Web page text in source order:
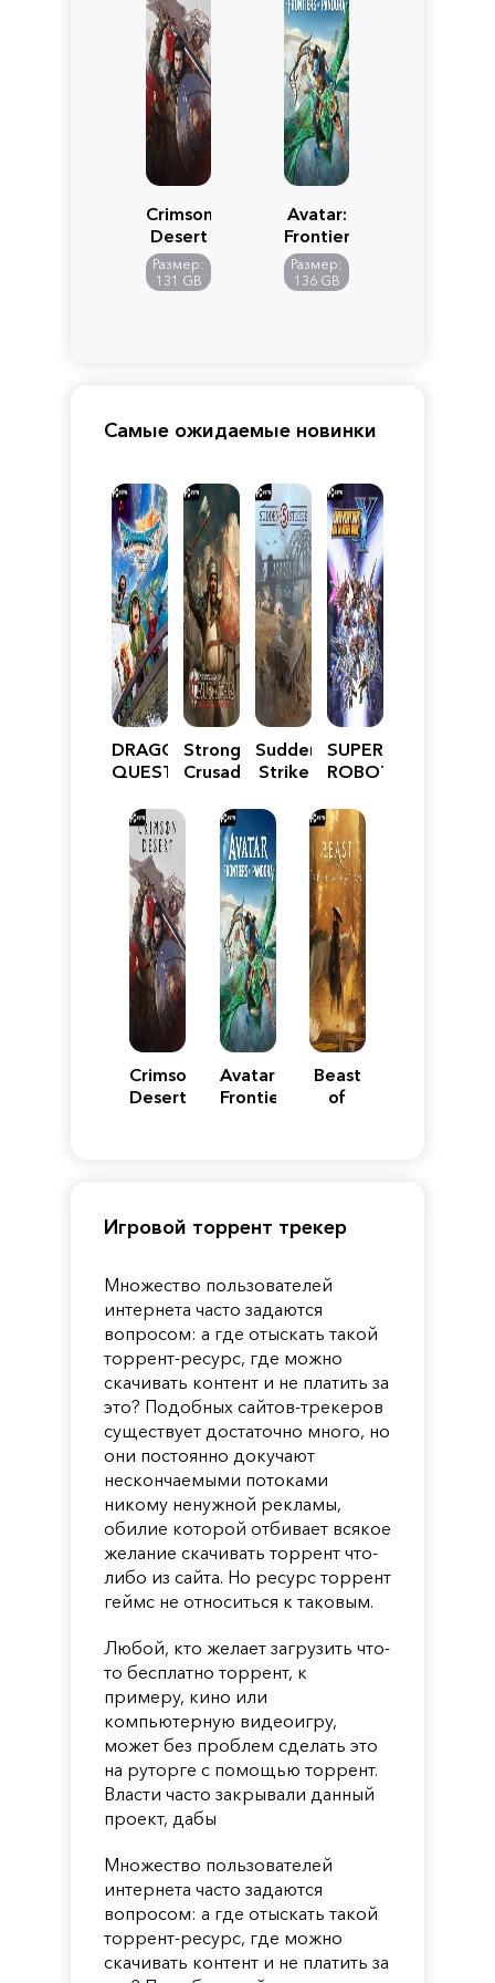
Crimson
Desert
Размер:
131 GB
Avatar:
Frontiers
of
Pandora
Размер:
136 GB
Самые ожидаемые новинки
DRAGON
QUEST
Reimagined
Stronghold
Crusader:
Edition
Sudden
Strike
SUPER
ROBOT
Y
Crimson
Desert
Avatar:
Frontiers
Beast
of
Игровой торрент трекер
Множество пользователей
интернета часто задаются
вопросом: а где отыскать такой
торрент-ресурс, где можно
скачивать контент и не платить за
это? Подобных сайтов-трекеров
существует достаточно много, но
они постоянно докучают
нескончаемыми потоками
никому ненужной рекламы,
обилие которой отбивает всякое
желание скачивать торрент что-
либо из сайта. Но ресурс торрент
геймс не относиться к таковым.
Любой, кто желает загрузить что-
то бесплатно торрент, к
примеру, кино или
компьютерную видеоигру,
может без проблем сделать это
на руторге с помощью торрент.
Власти часто закрывали данный
проект, дабы
Множество пользователей
интернета часто задаются
вопросом: а где отыскать такой
торрент-ресурс, где можно
скачивать контент и не платить за